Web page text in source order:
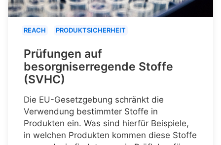
REACH PRODUKTSICHERHEIT
Prüfungen auf
besorgniserregende Stoffe
(SVHC)
Die EU-Gesetzgebung schränkt die
Verwendung bestimmter Stoffe in
Produkten ein. Was sind hierfür Beispiele,
in welchen Produkten kommen diese Stoffe